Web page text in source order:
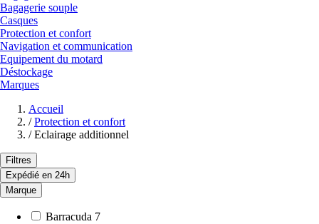
Bagagerie souple
Casques
Protection et confort
Navigation et communication
Equipement du motard
Déstockage
Marques
Accueil
/ Protection et confort
/ Eclairage additionnel
Filtres
Expédié en 24h
Marque
Barracuda 7